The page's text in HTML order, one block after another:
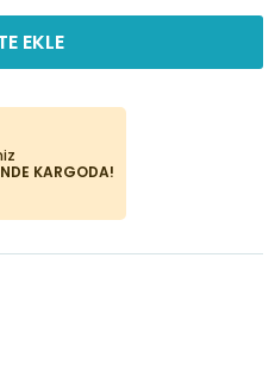
EKLE
KARGODA!